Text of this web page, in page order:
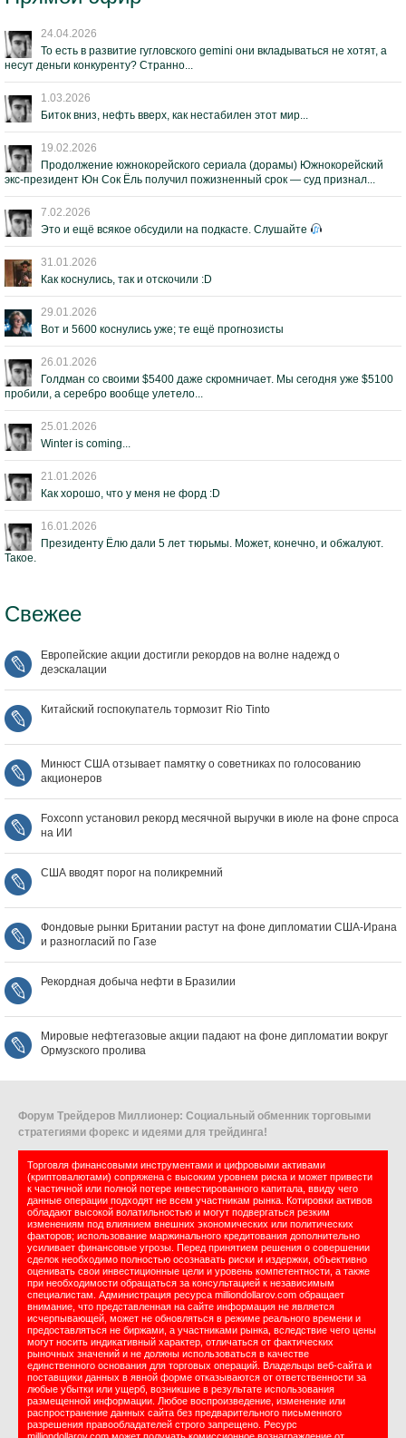
24.04.2026
То есть в развитие гугловского gemini они вкладываться не хотят, а
несут деньги конкуренту? Странно...
1.03.2026
Биток вниз, нефть вверх, как нестабилен этот мир...
19.02.2026
Продолжение южнокорейского сериала (дорамы) Южнокорейский
экс-президент Юн Сок Ёль получил пожизненный срок — суд признал...
7.02.2026
Это и ещё всякое обсудили на подкасте. Слушайте
31.01.2026
Как коснулись, так и отскочили :D
29.01.2026
Вот и 5600 коснулись уже; те ещё прогнозисты
26.01.2026
Голдман со своими $5400 даже скромничает. Мы сегодня уже $5100
пробили, а серебро вообще улетело...
25.01.2026
Winter is coming...
21.01.2026
Как хорошо, что у меня не форд :D
16.01.2026
Президенту Ёлю дали 5 лет тюрьмы. Может, конечно, и обжалуют.
Такое.
Свежее
Европейские акции достигли рекордов на волне надежд о
деэскалации
Китайский госпокупатель тормозит Rio Tinto
Минюст США отзывает памятку о советниках по голосованию
акционеров
Foxconn установил рекорд месячной выручки в июле на фоне спроса
на ИИ
США вводят порог на поликремний
Фондовые рынки Британии растут на фоне дипломатии США‑Ирана
и разногласий по Газе
Рекордная добыча нефти в Бразилии
Мировые нефтегазовые акции падают на фоне дипломатии вокруг
Ормузского пролива
Форум Трейдеров Миллионер: Социальный обменник торговыми
стратегиями форекс и идеями для трейдинга!
Торговля финансовыми инструментами и цифровыми активами
(криптовалютами) сопряжена с высоким уровнем риска и может привести
к частичной или полной потере инвестированного капитала, ввиду чего
данные операции подходят не всем участникам рынка. Котировки активов
обладают высокой волатильностью и могут подвергаться резким
изменениям под влиянием внешних экономических или политических
факторов; использование маржинального кредитования дополнительно
усиливает финансовые угрозы. Перед принятием решения о совершении
сделок необходимо полностью осознавать риски и издержки, объективно
оценивать свои инвестиционные цели и уровень компетентности, а также
при необходимости обращаться за консультацией к независимым
специалистам. Администрация ресурса milliondollarov.com обращает
внимание, что представленная на сайте информация не является
исчерпывающей, может не обновляться в режиме реального времени и
предоставляться не биржами, а участниками рынка, вследствие чего цены
могут носить индикативный характер, отличаться от фактических
рыночных значений и не должны использоваться в качестве
единственного основания для торговых операций. Владельцы веб-сайта и
поставщики данных в явной форме отказываются от ответственности за
любые убытки или ущерб, возникшие в результате использования
размещенной информации. Любое воспроизведение, изменение или
распространение данных сайта без предварительного письменного
разрешения правообладателей строго запрещено. Ресурс